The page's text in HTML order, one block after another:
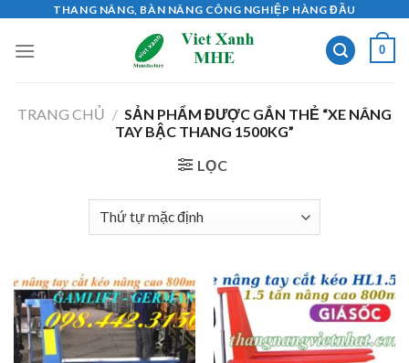
content
THANG NÂNG, BÀN NÂNG CÔNG NGHIỆP HÀNG ĐẦU
0
TRANG CHỦ / SẢN PHẨM ĐƯỢC GẮN THẺ “XE NÂNG
TAY BẬC THANG 1500KG”
LỌC